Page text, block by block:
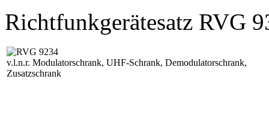
Richtfunkgerätesatz RVG
v.l.n.r. Modulatorschrank, UHF-Schrank, Demodulatorschrank,
Zusatzschrank